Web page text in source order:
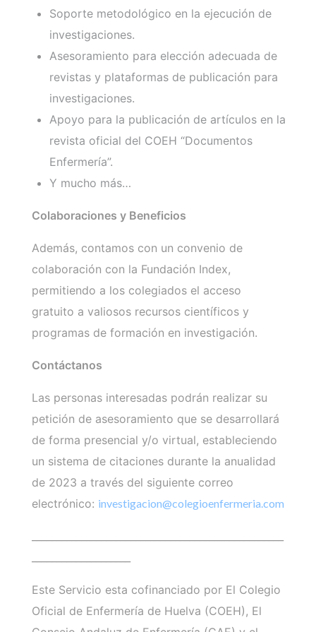
Soporte metodológico en la ejecución de
investigaciones.
Asesoramiento para elección adecuada de
revistas y plataformas de publicación para
investigaciones.
Apoyo para la publicación de artículos en la
revista oficial del COEH “Documentos
Enfermería”.
Y mucho más…
Colaboraciones y Beneficios
Además, contamos con un convenio de
colaboración con la Fundación Index,
permitiendo a los colegiados el acceso
gratuito a valiosos recursos científicos y
programas de formación en investigación.
Contáctanos
Las personas interesadas podrán realizar su
petición de asesoramiento que se desarrollará
de forma presencial y/o virtual, estableciendo
un sistema de citaciones durante la anualidad
de 2023 a través del siguiente correo
electrónico: investigacion@colegioenfermeria.com
Este Servicio esta cofinanciado por El Colegio
Oficial de Enfermería de Huelva (COEH), El